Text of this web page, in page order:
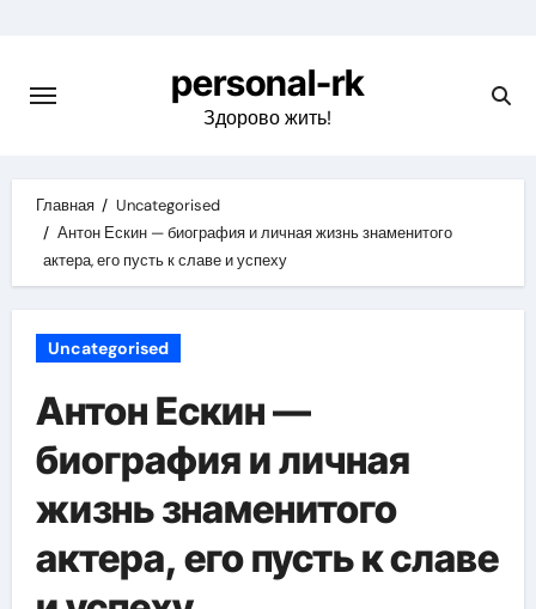
содержимому
personal-rk
Здорово жить!
Главная
Uncategorised
Антон Ескин — биография и личная жизнь знаменитого
актера, его пусть к славе и успеху
Uncategorised
Антон Ескин —
биография и личная
жизнь знаменитого
актера, его пусть к славе